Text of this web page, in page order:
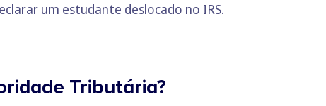
um estudante deslocado no IRS.
Tributária?